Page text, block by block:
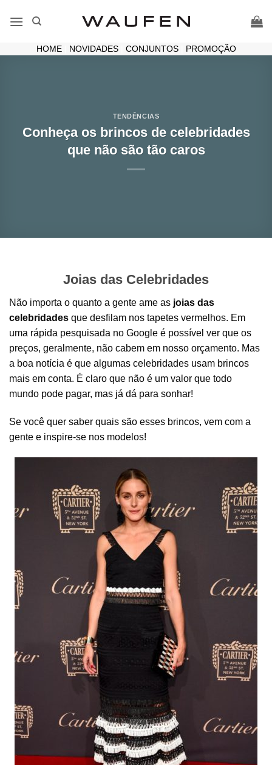
HOME| NOVIDADES| CONJUNTOS| PROMOÇÃO
TENDÊNCIAS
Conheça os brincos de celebridades
que não são tão caros
Joias das Celebridades
Não importa o quanto a gente ame as joias das
celebridades que desfilam nos tapetes vermelhos. Em
uma rápida pesquisada no Google é possível ver que os
preços, geralmente, não cabem em nosso orçamento. Mas
a boa notícia é que algumas celebridades usam brincos
mais em conta. É claro que não é um valor que todo
mundo pode pagar, mas já dá para sonhar!
Se você quer saber quais são esses brincos, vem com a
gente e inspire-se nos modelos!